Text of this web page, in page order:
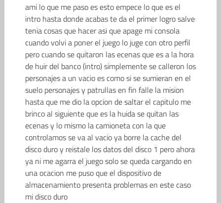
ami lo que me paso es esto empece lo que es el
intro hasta donde acabas te da el primer logro salve
tenia cosas que hacer asi que apage mi consola
cuando volvi a poner el juego lo juge con otro perfil
pero cuando se quitaron las ecenas que es a la hora
de huir del banco (intro) simplemente se calleron los
personajes a un vacio es como si se sumieran en el
suelo personajes y patrullas en fin falle la mision
hasta que me dio la opcion de saltar el capitulo me
brinco al siguiente que es la huida se quitan las
ecenas y lo mismo la camioneta con la que
controlamos se va al vacio ya borre la cache del
disco duro y reistale los datos del disco 1 pero ahora
ya ni me agarra el juego solo se queda cargando en
una ocacion me puso que el dispositivo de
almacenamiento presenta problemas en este caso
mi disco duro